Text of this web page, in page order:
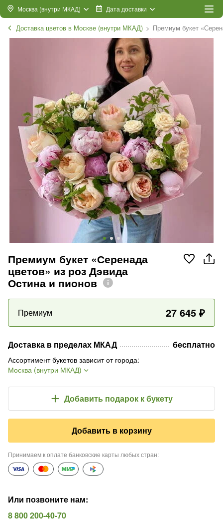
Москва (внутри МКАД) Дата доставки
Доставка цветов в Москве (внутри МКАД) Премиум букет
Премиум букет «Серенада
цветов» из роз Дэвида
Остина и пионов
Премиум 27 645 ₽
Доставка в пределах МКАД бесплатно
Ассортимент букетов зависит от города:
Москва (внутри МКАД)
Добавить подарок к букету
Добавить в корзину
Принимаем к оплате банковские карты любых стран:
Или позвоните нам:
8 800 200-40-70